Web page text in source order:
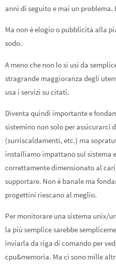
anni di seguito e mai un
Ma non è elogio o pubblicità alla
sodo.
A meno che non lo si usi da
stragrande maggioranza degli
usa i servizi su citati.
Diventa quindi importante e
sistemino non solo per assicurarci
(surriscaldamenti, etc.) ma
installiamo impattano sul sistema
correttamente dimensionato al
supportare. Non è banale ma
progettini riescano al meglio.
Per monitorare una sistema unix/
la più semplice sarebbe
inviarla da riga di comando per
cpu&memoria. Ma ci sono mille